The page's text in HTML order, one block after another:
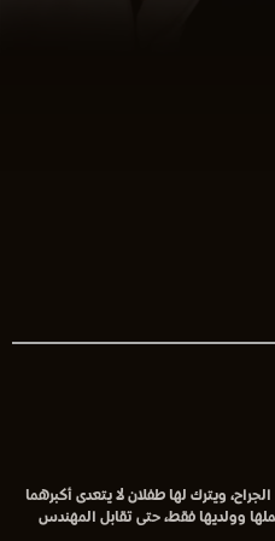
ويترك لها طفلان لا يتعدى أكبرهما
وولديها فقط، حتى تقابل المهندس